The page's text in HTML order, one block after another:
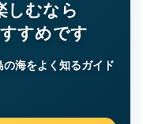
しむなら
すめです
海をよく知るガイド